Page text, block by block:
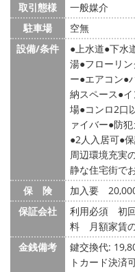
取引態様
一般媒介
駐車場
空無
設備/条件
上水道 下水
湯 フローリ
ー エアコン
納スペース
場 コンロ2口
ァイバー 防犯
2人入居可
周辺環境充実
静な住宅街で
保 険
加入要
保証会社
利用必須 初
料 月額家賃
金銭備考
鍵交換代:
トカード決済